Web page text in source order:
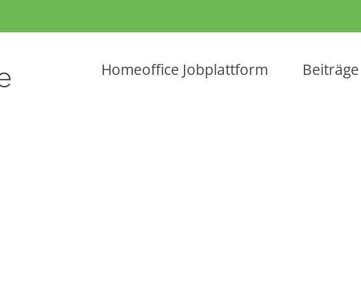
Homeoffice Jobplattform Beiträge